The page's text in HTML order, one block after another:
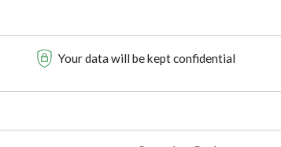
Your data will be kept confidential